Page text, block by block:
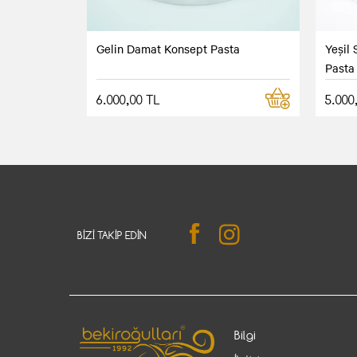
Gelin Damat Konsept Pasta
6.000,00 TL
Yeşil
Pasta
BIZI TAKIP EDIN
Bilgi